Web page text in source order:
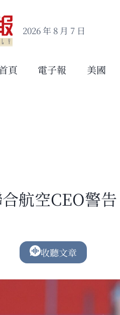
2026 年 8 月 7 日
頁 電子報 美國
航空CEO警
收聽文章